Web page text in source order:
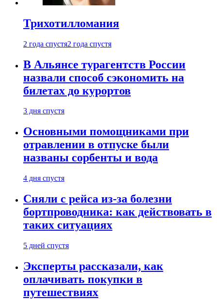
Трихотилломания
2 года спустя2 года спустя
В Альянсе турагентств России
назвали способ сэкономить на
билетах до курортов
3 дня спустя
Основными помощниками при
отравлении в отпуске были
названы сорбенты и вода
4 дня спустя
Сняли с рейса из-за болезни
бортпроводника: как действовать в
таких ситуациях
5 дней спустя
Эксперты рассказали, как
оплачивать покупки в
путешествиях